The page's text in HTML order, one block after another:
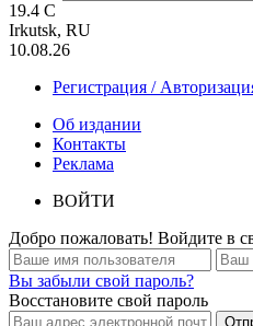
19.4 C
Irkutsk, RU
10.08.26
Регистрация /
Об издании
Контакты
Реклама
ВОЙТИ
Добро пожаловать! Войдите в
Вы забыли свой пароль?
Восстановите свой пароль